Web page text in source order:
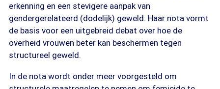
erkenning en een stevigere aanpak van
gendergerelateerd (dodelijk) geweld. Haar nota vormt
de basis voor een uitgebreid debat over hoe de
overheid vrouwen beter kan beschermen tegen
structureel geweld.
In de nota wordt onder meer voorgesteld om